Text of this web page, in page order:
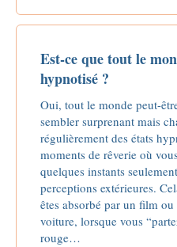
Est-ce que tout le
hypnotisé ?
Oui, tout le monde peut-
sembler surprenant mais
régulièrement des états
moments de rêverie où
quelques instants
perceptions extérieures.
êtes absorbé par un film
voiture, lorsque vous
rouge…